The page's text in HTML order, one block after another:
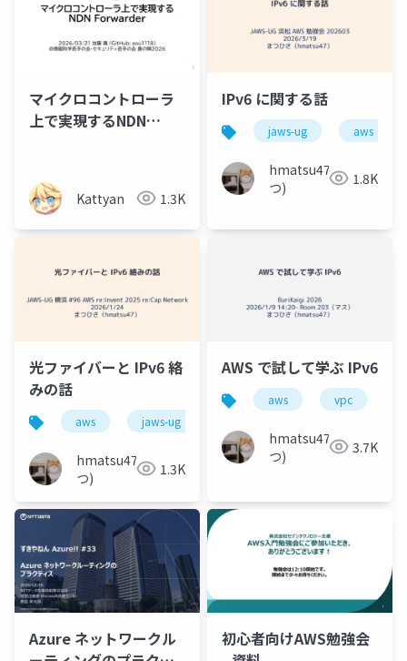
マイクロコントローラ
上で実現するNDN
Kattyan 1.3K
IPv6 に関する話
jaws-ug aws
hmatsu47(ま
つ)
1.8K
光ファイバーと IPv6 絡
みの話
aws jaws-ug
hmatsu47(ま
つ)
1.3K
AWS で試して学ぶ IPv6
aws vpc
hmatsu47(ま
つ)
3.7K
Azure ネットワークル
初心者向けAWS勉強会